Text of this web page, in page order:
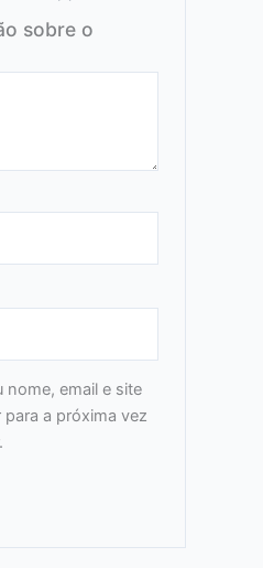
sobre o
nome, email e site
a próxima vez